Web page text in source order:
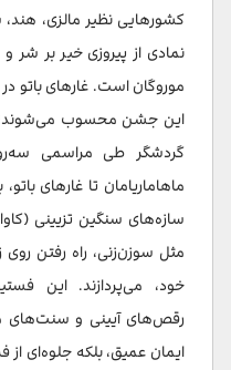
کشورهایی نظیر مالزی، هند،
نمادی از پیروزی خیر بر شر
موروگان است. غارهای باتو در
این جشن محسوب می‌شوند؛
گردشگر طی مراسمی
ماهاماریامان تا غارهای
سازه‌های سنگین تزیینی
مثل سوزن‌زنی، راه رفتن
خود، می‌پردازند. این
رقص‌های آیینی و سنت‌های
ایمان عمیق، بلکه جلوه‌ای